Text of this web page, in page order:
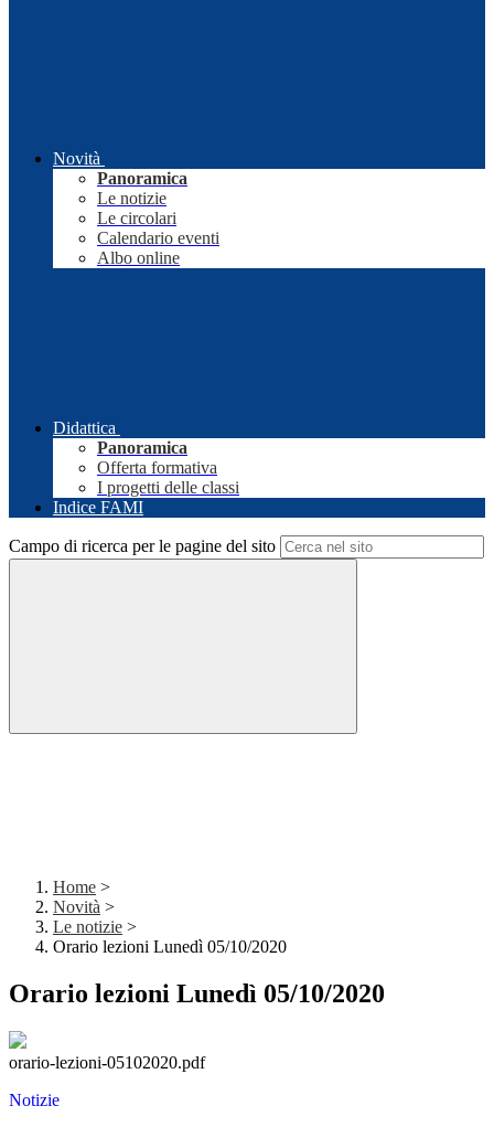
Novità
Panoramica
Le notizie
Le circolari
Calendario eventi
Albo online
Didattica
Panoramica
Offerta formativa
I progetti delle classi
Indice FAMI
Campo di ricerca per le pagine del sito
Home >
Novità >
Le notizie >
Orario lezioni Lunedì 05/10/2020
Orario lezioni Lunedì 05/10/2020
orario-lezioni-05102020.pdf
Notizie